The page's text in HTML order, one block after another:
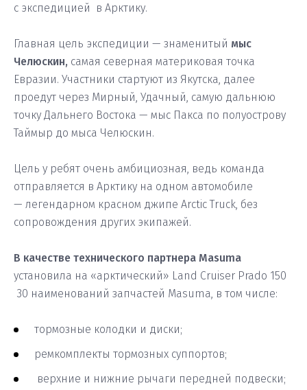
с экспедицией в Арктику.
Главная цель экспедиции — знаменитый мыс
Челюскин, самая северная материковая точка
Евразии. Участники стартуют из Якутска, далее
проедут через Мирный, Удачный, самую дальнюю
точку Дальнего Востока — мыс Пакса по полуострову
Таймыр до мыса Челюскин.
Цель у ребят очень амбициозная, ведь команда
отправляется в Арктику на одном автомобиле
— легендарном красном джипе Arctic Truck, без
сопровождения других экипажей.
В качестве технического партнера Masuma
установила на «арктический» Land Cruiser Prado 150
30 наименований запчастей Masuma, в том числе:
тормозные колодки и диски;
ремкомплекты тормозных суппортов;
верхние и нижние рычаги передней подвески;